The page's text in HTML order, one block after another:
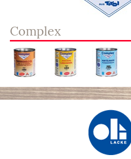
Complex